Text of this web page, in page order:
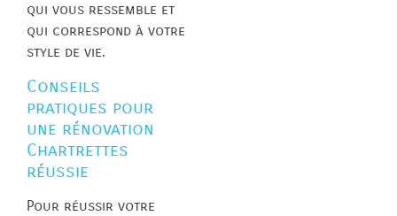
qui vous ressemble et
qui correspond à votre
style de vie.
Conseils
pratiques pour
une rénovation
Chartrettes
réussie
Pour réussir votre